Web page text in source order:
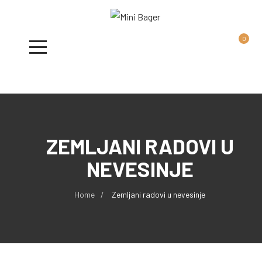
0
ZEMLJANI RADOVI U
NEVESINJE
Home Zemljani radovi u nevesinje